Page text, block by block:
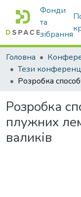
Фонди
та
зібрання
Головна
Тези
Розробка
плужних
валиків